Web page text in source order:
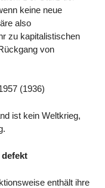
keine neue
also
zu kapitalistischen
von
(1936)
ist kein Weltkrieg,
enthält ihre